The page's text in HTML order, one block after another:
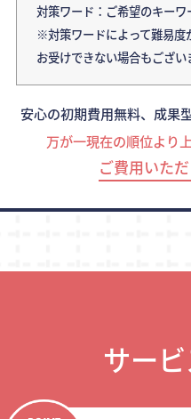
対策ワード：ご希望のキーワ
※対策ワードによって難易度
お受けできない場合もござい
安心の初期費用無料、成果
万が一現在の順位より
ご費用いた
サー